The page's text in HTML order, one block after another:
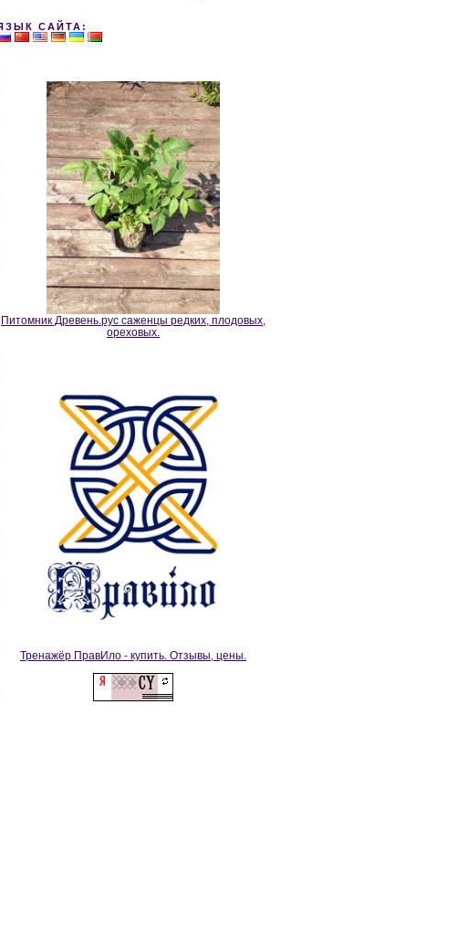
САЙТА:
Питомник Древень.рус саженцы редких, плодовых,
ореховых.
Тренажёр ПравИло - купить. Отзывы, цены.